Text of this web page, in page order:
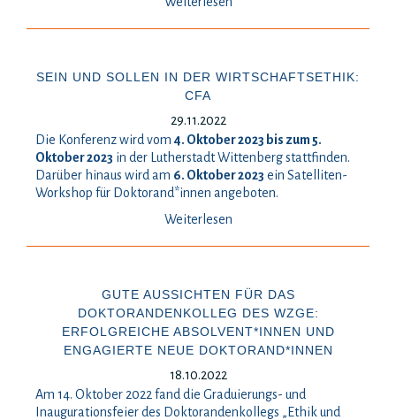
SEIN UND SOLLEN IN DER WIRTSCHAFTSETHIK:
CFA
29.11.2022
Die Konferenz wird vom 4. Oktober 2023 bis zum 5.
Oktober 2023 in der Lutherstadt Wittenberg stattfinden.
Darüber hinaus wird am 6. Oktober 2023 ein Satelliten-
Workshop für Doktorand*innen angeboten.
Weiterlesen
GUTE AUSSICHTEN FÜR DAS
DOKTORANDENKOLLEG DES WZGE:
ERFOLGREICHE ABSOLVENT*INNEN UND
ENGAGIERTE NEUE DOKTORAND*INNEN
18.10.2022
Am 14. Oktober 2022 fand die Graduierungs- und
Inaugurationsfeier des Doktorandenkollegs „Ethik und